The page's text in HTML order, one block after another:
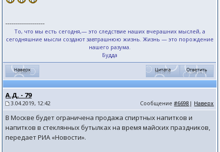
--------------------
То, что мы есть сегодня,— это следствие наших вчерашних мыслей, а
сегодняшние мысли создают завтрашнюю жизнь. Жизнь — это порождение
нашего разума.
Будда
А.Д. - 79
3.04.2019, 12:42 Сообщение#6698 | Наверх
В Москве будет ограничена продажа спиртных напитков и
напитков в стеклянных бутылках на время майских праздников,
передает РИА «Новости».